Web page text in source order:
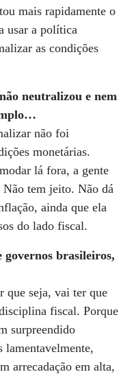
mais rapidamente o
usar a política
as condições
neutralizou e nem
não foi
monetárias.
lá fora, a gente
Não tem jeito. Não dá
ainda que ela
do lado fiscal.
governos brasilei­ros,
que seja, vai ter que
fiscal. Porque
surpreendido
lamentavelmente,
arrecadação em alta,